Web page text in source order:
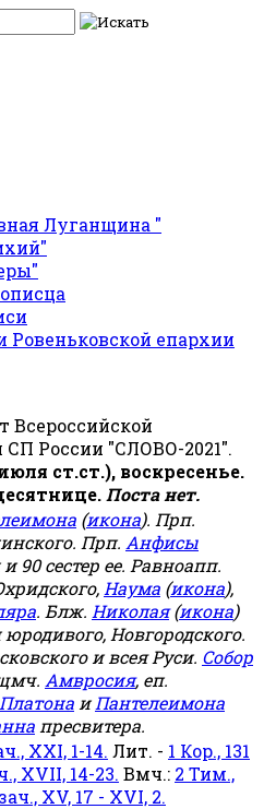
Луганщина "
епархии
Всероссийской
России "СЛОВО-2021".
ст.ст.), воскресенье.
Поста нет.
(икона). Прп.
Прп. Анфисы
90 сестер ее. Равноапп.
Наума (икона),
. Блж. Николая(икона)
Новгородского.
и всея Руси. Собор
Амвросия, еп.
Платона иПантелеимона
пресвитера.
XXI, 1-14. Лит. - 1 Кор., 131
XVII, 14-23. Вмч.: 2 Тим.,
XV, 17 - XVI, 2.